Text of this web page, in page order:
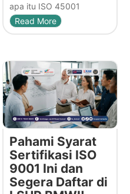
apa itu ISO 45001
Read More
Pahami Syarat
Sertifikasi ISO
9001 Ini dan
Segera Daftar di